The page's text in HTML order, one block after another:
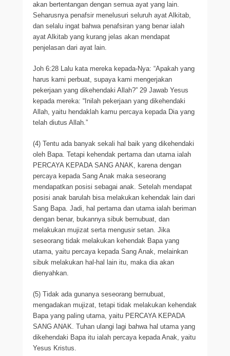
akan bertentangan dengan semua ayat yang lain.
Seharusnya penafsir menelusuri seluruh ayat Alkitab,
dan selalu ingat bahwa penafsiran yang benar ialah
ayat Alkitab yang kurang jelas akan mendapat
penjelasan dari ayat lain.
Joh 6:28 Lalu kata mereka kepada-Nya: “Apakah yang
harus kami perbuat, supaya kami mengerjakan
pekerjaan yang dikehendaki Allah?” 29 Jawab Yesus
kepada mereka: “Inilah pekerjaan yang dikehendaki
Allah, yaitu hendaklah kamu percaya kepada Dia yang
telah diutus Allah.”
(4) Tentu ada banyak sekali hal baik yang dikehendaki
oleh Bapa. Tetapi kehendak pertama dan utama ialah
PERCAYA KEPADA SANG ANAK, karena dengan
percaya kepada Sang Anak maka seseorang
mendapatkan posisi sebagai anak. Setelah mendapat
posisi anak barulah bisa melakukan kehendak lain dari
Sang Bapa. Jadi, hal pertama dan utama ialah beriman
dengan benar, bukannya sibuk bernubuat, dan
melakukan mujizat serta mengusir setan. Jika
seseorang tidak melakukan kehendak Bapa yang
utama, yaitu percaya kepada Sang Anak, melainkan
sibuk melakukan hal-hal lain itu, maka dia akan
dienyahkan.
(5) Tidak ada gunanya seseorang bernubuat,
mengadakan mujizat, tetapi tidak melakukan kehendak
Bapa yang paling utama, yaitu PERCAYA KEPADA
SANG ANAK. Tuhan ulangi lagi bahwa hal utama yang
dikehendaki Bapa itu ialah percaya kepada Anak, yaitu
Yesus Kristus.